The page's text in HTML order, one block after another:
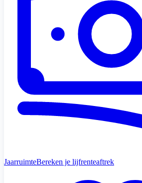
JaarruimteBereken je lijfrenteaftrek